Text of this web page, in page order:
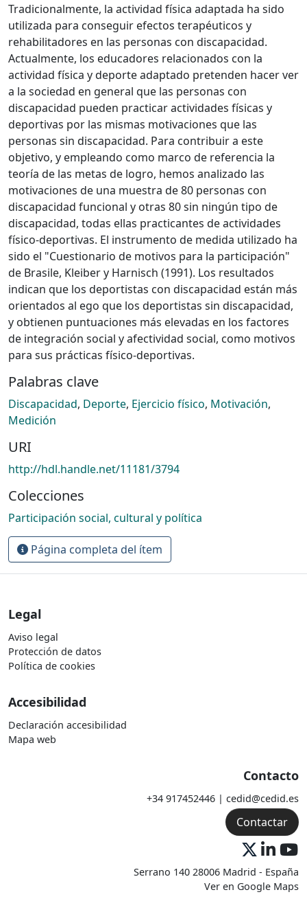
Tradicionalmente, la actividad física adaptada ha sido
utilizada para conseguir efectos terapéuticos y
rehabilitadores en las personas con discapacidad.
Actualmente, los educadores relacionados con la
actividad física y deporte adaptado pretenden hacer ver
a la sociedad en general que las personas con
discapacidad pueden practicar actividades físicas y
deportivas por las mismas motivaciones que las
personas sin discapacidad. Para contribuir a este
objetivo, y empleando como marco de referencia la
teoría de las metas de logro, hemos analizado las
motivaciones de una muestra de 80 personas con
discapacidad funcional y otras 80 sin ningún tipo de
discapacidad, todas ellas practicantes de actividades
físico-deportivas. El instrumento de medida utilizado ha
sido el "Cuestionario de motivos para la participación"
de Brasile, Kleiber y Harnisch (1991). Los resultados
indican que los deportistas con discapacidad están más
orientados al ego que los deportistas sin discapacidad,
y obtienen puntuaciones más elevadas en los factores
de integración social y afectividad social, como motivos
para sus prácticas físico-deportivas.
Palabras clave
Discapacidad, Deporte, Ejercicio físico, Motivación,
Medición
URI
http://hdl.handle.net/11181/3794
Colecciones
Participación social, cultural y política
Página completa del ítem
Legal
Aviso legal
Protección de datos
Política de cookies
Accesibilidad
Declaración accesibilidad
Mapa web
Contacto
+34 917452446 | cedid@cedid.es
Contactar
Serrano 140 28006 Madrid - España
Ver en Google Maps